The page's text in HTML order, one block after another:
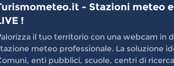
- Stazioni meteo
!
il tuo territorio con una webcam in
meteo professionale. La soluzione
enti pubblici, scuole, centri di